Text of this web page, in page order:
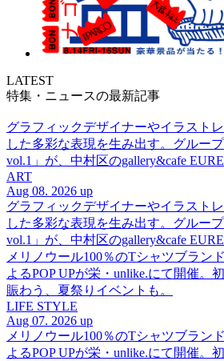
LATEST
特集・ニュースの最新記事
グラフィックデザイナーやイラスト
した多彩な表現を生み出す。グルー
vol.1」が、中村区のgallery&cafe
ART
Aug 08. 2026 up
グラフィックデザイナーやイラスト
した多彩な表現を生み出す。グルー
vol.1」が、中村区のgallery&cafe
メリノウール100％のTシャツブラン
よるPOP UPが栄・unlike.にて開催。
賑わう、夏祭りイベントも。
LIFE STYLE
Aug 07. 2026 up
メリノウール100％のTシャツブラン
よるPOP UPが栄・unlike.にて開催。